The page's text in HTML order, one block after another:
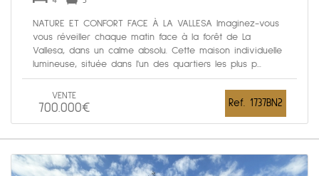
NATURE ET CONFORT FACE À LA VALLESA Imaginez-vous
vous réveiller chaque matin face à la forêt de La
Vallesa, dans un calme absolu. Cette maison individuelle
lumineuse, située dans l'un des quartiers les plus p...
VENTE
700.000€ Ref. 1737BN2